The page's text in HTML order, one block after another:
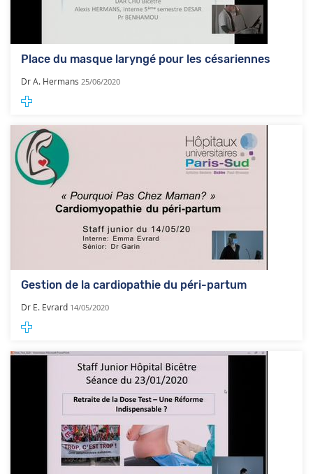
Place du masque laryngé pour les césariennes
Dr A. Hermans 25/06/2020
Gestion de la cardiopathie du péri-partum
Dr E. Evrard 14/05/2020